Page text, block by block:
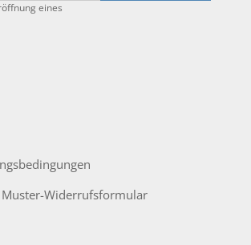
eines
Widerrufsformular